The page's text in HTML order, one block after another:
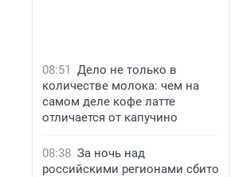
08:51 Дело не только в
количестве молока: чем на
самом деле кофе латте
отличается от капучино
08:38 За ночь над
российскими регионами сбито